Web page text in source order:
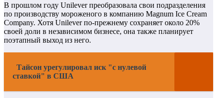
В прошлом году Unilever преобразовала свои подразделения
по производству мороженого в компанию Magnum Ice Cream
Company. Хотя Unilever по-прежнему сохраняет около 20%
своей доли в независимом бизнесе, она также планирует
поэтапный выход из него.
Тайсон урегулировал иск "с нулевой
ставкой" в США